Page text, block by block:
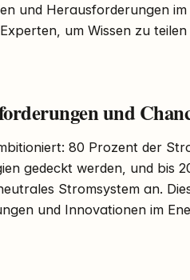
und Herausforderungen
um Wissen zu
und
80 Prozent der
gedeckt werden, und bis
Stromsystem an.
und Innovationen im